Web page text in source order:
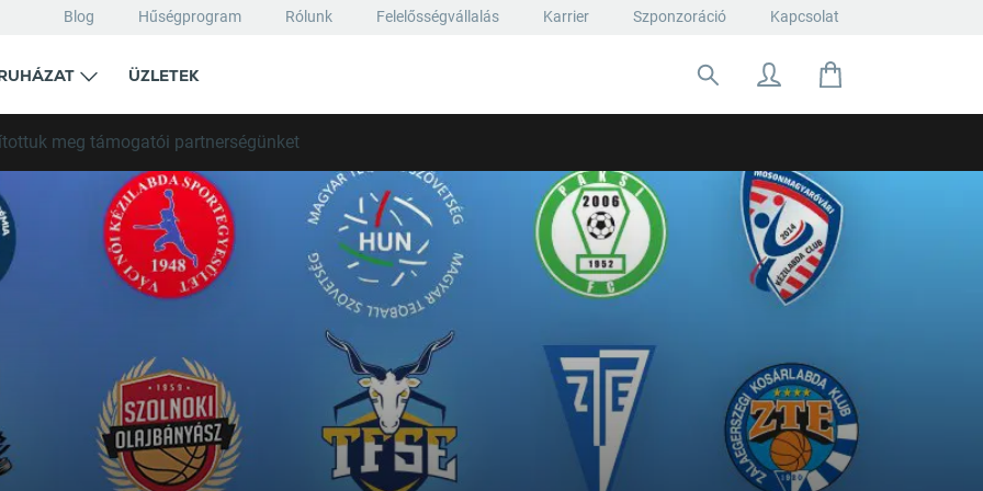
Blog Hűségprogram Rólunk Felelősségvállalás Karrier Szponzoráció Kapcsolat
RUHÁZAT ÜZLETEK
Keresés:
meg támogatói partnerségünket